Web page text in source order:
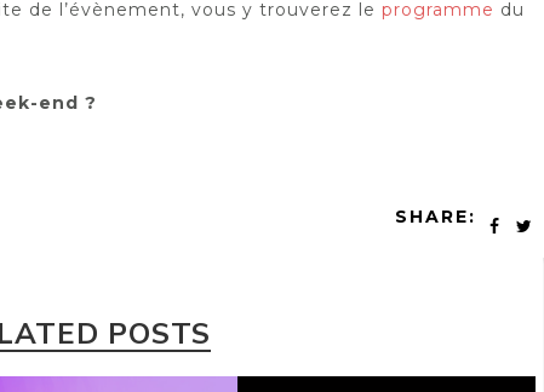
de l’évènement, vous y trouverez le programme du
end ?
SHARE:
POSTS